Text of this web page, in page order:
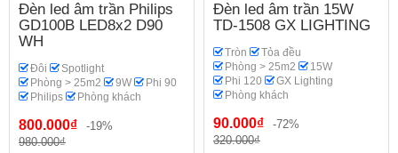
Đèn led âm trần Philips
GD100B LED8x2 D90
WH
Đôi
Spotlight
Phòng > 25m2
9W
Phi 90
Philips
Phòng khách
800.000₫
-19%
980.000₫
Đèn led âm trần 15W
TD-1508 GX LIGHTING
Tròn
Tỏa đều
Phòng > 25m2
15W
Phi 120
GX Lighting
Phòng khách
90.000₫
-72%
320.000₫